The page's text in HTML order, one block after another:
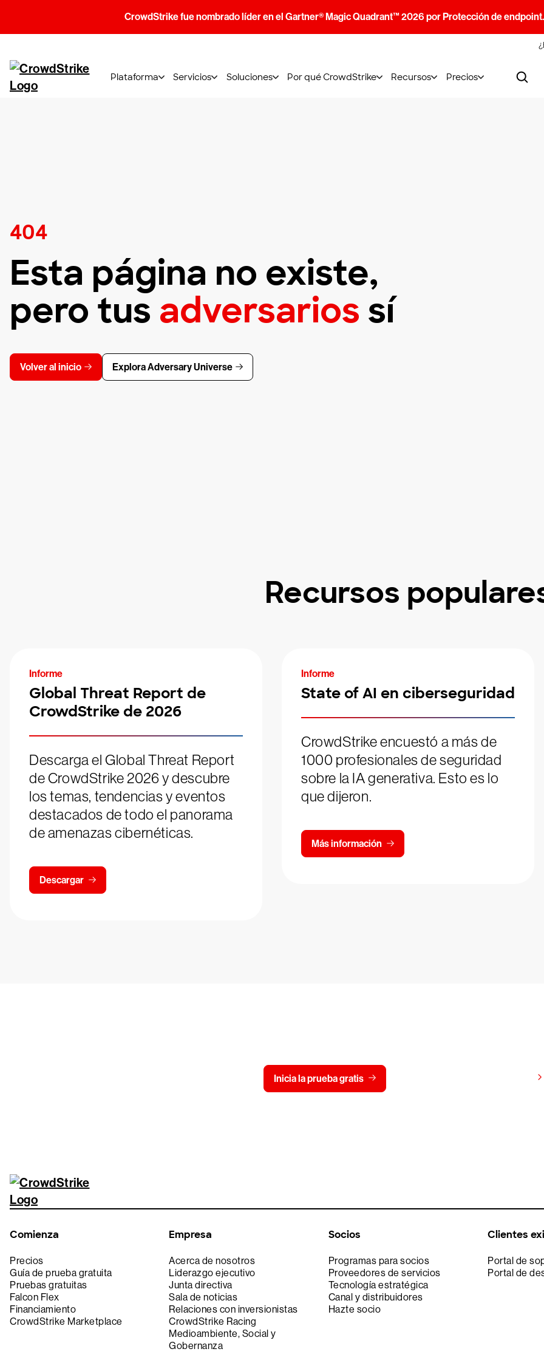
CrowdStrike fue nombrado líder en el Gartner® Magic Quadrant™ 2026 por Protección de endpoint.
Plataforma Servicios Soluciones Por qué CrowdStrike Recursos Precios
404
Esta página no existe,
pero tus adversarios sí
Volver al inicio Explora Adversary Universe
Recursos
Informe
Global Threat Report de
CrowdStrike de 2026
Descarga el Global Threat Report
de CrowdStrike 2026 y descubre
los temas, tendencias y eventos
destacados de todo el panorama
de amenazas cibernéticas.
Descargar
Informe
State of AI en ciberseguridad
CrowdStrike encuestó a más de
1000 profesionales de seguridad
sobre la IA generativa. Esto es lo
que dijeron.
Más información
Inicia la prueba gratis
Comienza
Precios
Guía de prueba gratuita
Pruebas gratuitas
Falcon Flex
Financiamiento
CrowdStrike Marketplace
Empresa
Acerca de nosotros
Liderazgo ejecutivo
Junta directiva
Sala de noticias
Relaciones con inversionistas
CrowdStrike Racing
Medioambiente, Social y
Gobernanza
Socios
Programas para socios
Proveedores de servicios
Tecnología estratégica
Canal y distribuidores
Hazte socio
Clientes
Portal de
Portal de